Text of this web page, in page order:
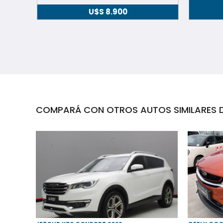
U$S 8.900
COMPARÁ CON OTROS AUTOS SIMILARES